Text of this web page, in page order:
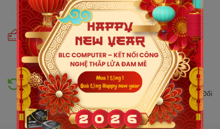
hiệu kinh doanh sản phẩm CNTT trên thị trường
Cam kết giá tốt
Giá tốt hơn từ 10% - 30% so với thị trường. Liên tục cập
nhật giá mới nhất, cạnh tranh
Hỗ trợ đổi trả
Đổi trả hàng lên đến 30 ngày nếu có lỗi do nhà sản xuất. Đổi
trả hàng không cần lý do với mức phí ưu đãi